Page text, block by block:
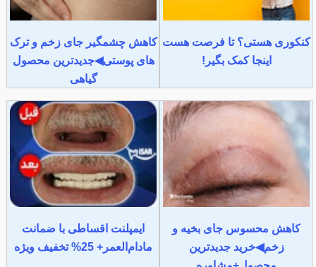
کنکوری هستی؟ تا فرصت هست
اینجا کمک بگیر!
کاهش چشمگیر جای زخم و ترک
های پوستی◀جدیدترین محصول
گیاهی
کاهش محسوس جای بخیه و
زخم◀خرید جدیدترین
ایمپلنت اقساطی با ضمانت
مادام‌العمر+ 25% تخفیف ویژه